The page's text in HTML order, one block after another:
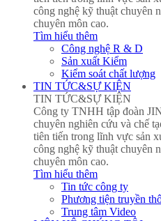
công nghệ kỹ thuật chuyên
chuyên môn cao.
Tìm hiểu thêm
Công nghệ R & D
Sản xuất Kiểm
Kiểm soát chất lượng
TIN TỨC&SỰ KIỆN
TIN TỨC&SỰ KIỆN
Công ty TNHH tập đoàn
chuyên nghiên cứu và chế
tiên tiến trong lĩnh vực sản
công nghệ kỹ thuật chuyên
chuyên môn cao.
Tìm hiểu thêm
Tin tức công ty
Phương tiện truyền
Trung tâm Video